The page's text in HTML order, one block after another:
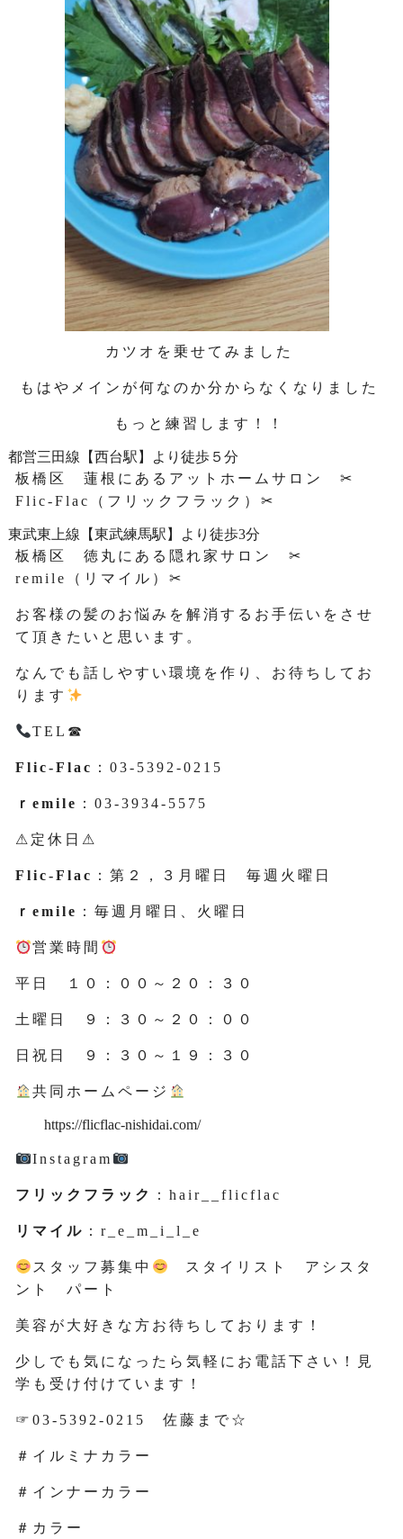
カツオを乗せてみました
もはやメインが何なのか分からなくなりました
もっと練習します！！
都営三田線【西台駅】より徒歩５分
板橋区 蓮根にあるアットホームサロン ✂
Flic-Flac（フリックフラック）✂
東武東上線【東武練馬駅】より徒歩3分
板橋区 徳丸にある隠れ家サロン ✂
remile（リマイル）✂
お客様の髪のお悩みを解消するお手伝いをさせ
て頂きたいと思います。
なんでも話しやすい環境を作り、お待ちしてお
ります
TEL☎
Flic-Flac ：03-5392-0215
ｒemile ：03-3934-5575
⚠定休日⚠
Flic-Flac ：第２，３月曜日 毎週火曜日
ｒemile ：毎週月曜日、火曜日
営業時間
平日 １０：００～２０：３０
土曜日 ９：３０～２０：００
日祝日 ９：３０～１９：３０
共同ホームページ
https://flicflac-nishidai.com/
Instagram
フリックフラック ：hair__flicflac
リマイル ：r_e_m_i_l_e
スタッフ募集中
スタイリスト アシスタ
ント パート
美容が大好きな方お待ちしております！
少しでも気になったら気軽にお電話下さい！見
学も受け付けています！
☞03-5392-0215 佐藤まで☆
＃イルミナカラー
＃インナーカラー
＃カラー